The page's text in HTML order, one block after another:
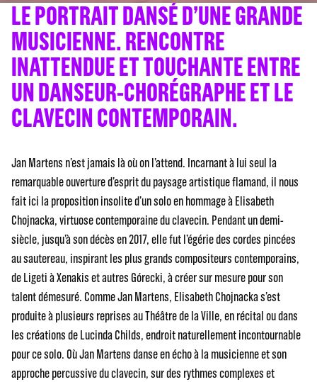
LE PORTRAIT DANSÉ D’UNE GRANDE
MUSICIENNE. RENCONTRE
INATTENDUE ET TOUCHANTE ENTRE
UN DANSEUR-CHORÉGRAPHE ET LE
CLAVECIN CONTEMPORAIN.
Jan Martens n’est jamais là où on l’attend. Incarnant à lui seul la
remarquable ouverture d’esprit du paysage artistique flamand, il nous
fait ici la proposition insolite d’un solo en hommage à Elisabeth
Chojnacka, virtuose contemporaine du clavecin. Pendant un demi-
siècle, jusqu’à son décès en 2017, elle fut l’égérie des cordes pincées
au sautereau, inspirant les plus grands compositeurs contemporains,
de Ligeti à Xenakis et autres Górecki, à créer sur mesure pour son
talent démesuré. Comme Jan Martens, Elisabeth Chojnacka s’est
produite à plusieurs reprises au Théâtre de la Ville, en récital ou dans
les créations de Lucinda Childs, endroit naturellement incontournable
pour ce solo. Où Jan Martens danse en écho à la musicienne et son
approche percussive du clavecin, sur des rythmes complexes et